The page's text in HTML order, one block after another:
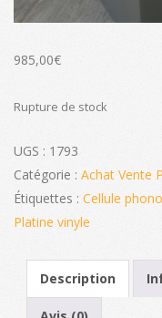
985,00€
Rupture de stock
UGS : 1793
Catégorie : Achat Vente
Étiquettes : Cellule phono
Platine vinyle
Description